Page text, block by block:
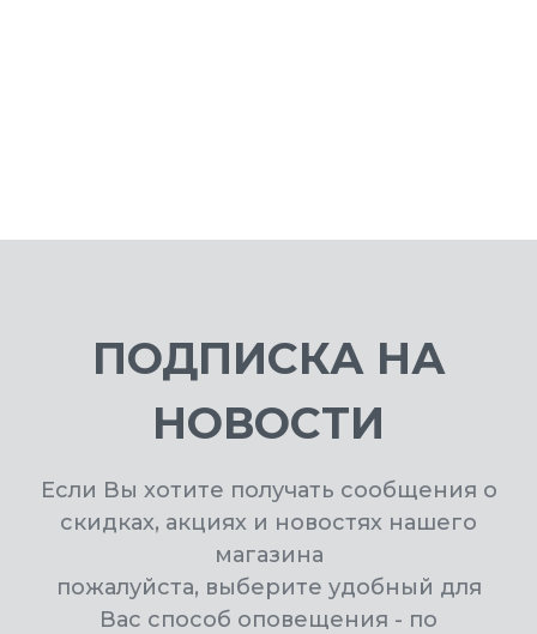
ПОДПИСКА НА
НОВОСТИ
Если Вы хотите получать сообщения о
скидках, акциях и новостях нашего
магазина
пожалуйста, выберите удобный для
Вас способ оповещения - по